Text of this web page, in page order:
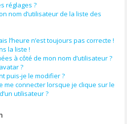
réglages ?
nom d’utilisateur de la liste des
l’heure n’est toujours pas correcte !
la liste !
à côté de mon nom d’utilisateur ?
?
puis-je le modifier ?
me connecter lorsque je clique sur le
utilisateur ?